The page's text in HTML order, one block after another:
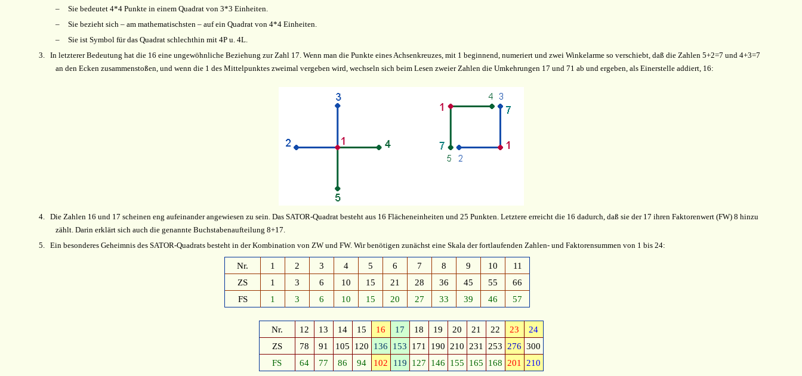
–
Sie bedeutet 4*4 Punkte in einem Quadrat von 3*3 Einheiten.
–
Sie bezieht sich – am mathematischsten – auf ein Quadrat von 4*4 Einheiten.
–
Sie ist Symbol für das Quadrat schlechthin mit 4P u. 4L.
3.
In letzterer Bedeutung hat die 16 eine ungewöhnliche Beziehung zur Zahl 17. Wenn man die Punkte eines Achsenkreuzes, mit 1 beginnend, numeriert und zwei Winkelarme so verschiebt, daß die Zahlen 5+2=7 und 4+3=7
an den Ecken zusammenstoßen, und wenn die 1 des Mittelpunktes zweimal vergeben wird, wechseln sich beim Lesen zweier Zahlen die Umkehrungen 17 und 71 ab und ergeben, als Einerstelle addiert, 16:
4.
Die Zahlen 16 und 17 scheinen eng aufeinander angewiesen zu sein. Das SATOR-Quadrat besteht aus 16 Flächeneinheiten und 25 Punkten. Letztere erreicht die 16 dadurch, daß sie der 17 ihren Faktorenwert (FW) 8 hinzu
zählt. Darin erklärt sich auch die genannte Buchstabenaufteilung 8+17.
5.
Ein besonderes Geheimnis des SATOR-Quadrats besteht in der Kombination von ZW und FW. Wir benötigen zunächst eine Skala der fortlaufenden Zahlen- und Faktorensummen von 1 bis 24:
Nr. 1 2 3 4 5 6 7 8 9 10
11
ZS
1 3 6 10 15 21 28 36 45 55
66
FS
1 3 6 10 15 20 27 33 39 46 57
Nr. 12 13 14 15 16 17 18 19 20 21 22 23
24
ZS
78 91 105 120 136 153 171 190 210 231 253 276 300
FS
64 77 86 94 102 119 127 146 155 165 168 201 210